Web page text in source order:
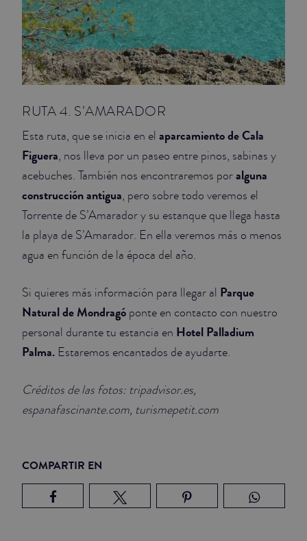
RUTA 4. S’AMARADOR
Esta ruta, que se inicia en el aparcamiento de Cala
Figuera, nos lleva por un paseo entre pinos, sabinas y
acebuches. También nos encontraremos poralguna
construcción antigua, pero sobre todo veremos el
Torrente de S’Amarador y su estanque que llega hasta
la playa de S’Amarador. En ella veremos más o menos
agua en función de la época del año.
Si quieres más información para llegar al Parque
Natural de Mondragó ponte en contacto con nuestro
personal durante tu estancia en Hotel Palladium
Palma. Estaremos encantados de ayudarte.
Créditos de las fotos: tripadvisor.es,
espanafascinante.com, turismepetit.com
COMPARTIR EN